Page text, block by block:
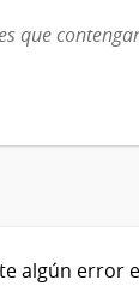
que
algún error